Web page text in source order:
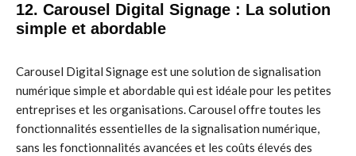
12. Carousel Digital Signage : La solution
simple et abordable
Carousel Digital Signage est une solution de signalisation
numérique simple et abordable qui est idéale pour les petites
entreprises et les organisations. Carousel offre toutes les
fonctionnalités essentielles de la signalisation numérique,
sans les fonctionnalités avancées et les coûts élevés des